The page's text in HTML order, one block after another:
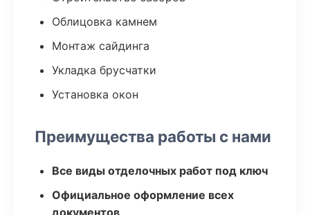
Облицовка камнем
Монтаж сайдинга
Укладка брусчатки
Установка окон
Преимущества работы с нами
Все виды отделочных работ под ключ
Официальное оформление всех
документов